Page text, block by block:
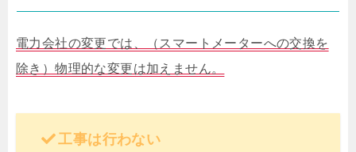
電力会社の変更では、（スマートメーターへの交換を
除き）物理的な変更は加えません。
工事は行わない